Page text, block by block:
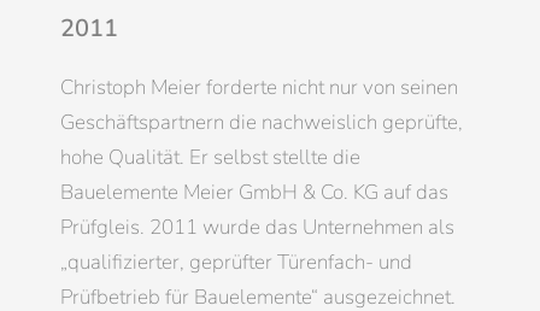
2011
Christoph Meier forderte nicht nur von seinen
Geschäftspartnern die nachweislich geprüfte,
hohe Qualität. Er selbst stellte die
Bauelemente Meier GmbH & Co. KG auf das
Prüfgleis. 2011 wurde das Unternehmen als
„qualifizierter, geprüfter Türenfach- und
Prüfbetrieb für Bauelemente“ ausgezeichnet.